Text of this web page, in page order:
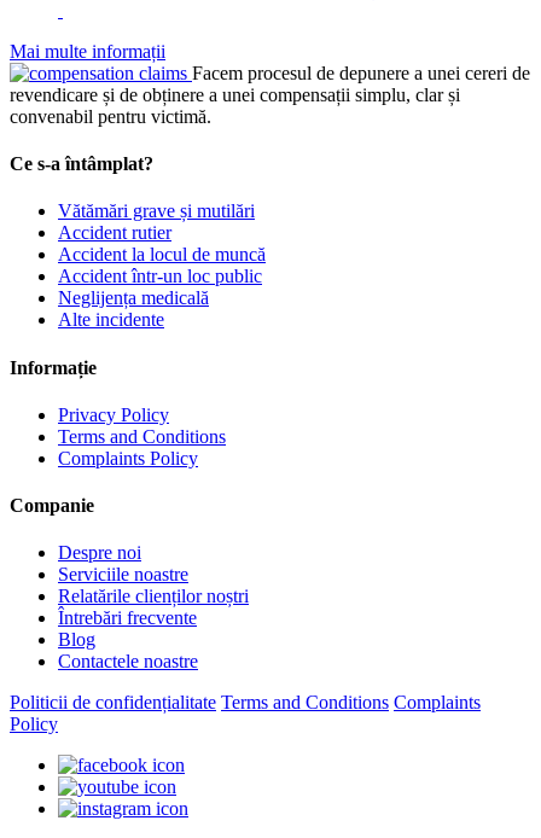
Mai multe informații
Facem procesul de depunere a unei cereri de
revendicare și de obținere a unei compensații simplu, clar și
convenabil pentru victimă.
Ce s-a întâmplat?
Vătămări grave și mutilări
Accident rutier
Accident la locul de muncă
Accident într-un loc public
Neglijența medicală
Alte incidente
Informație
Privacy Policy
Terms and Conditions
Complaints Policy
Companie
Despre noi
Serviciile noastre
Relatările clienților noștri
Întrebări frecvente
Blog
Contactele noastre
Politicii de confidențialitate Terms and Conditions Complaints
Policy